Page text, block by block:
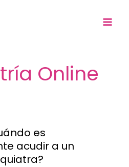
Online
es
acudir a un